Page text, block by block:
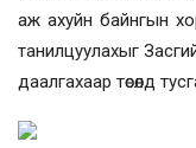
аж ахуйн байнгын
танилцуулахыг
даалгахаар төсөлд